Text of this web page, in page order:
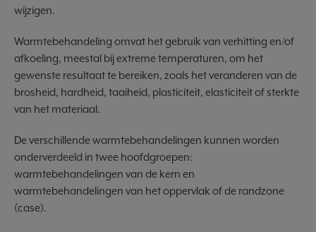
wijzigen.
Warmtebehandeling omvat het gebruik van verhitting en/of
afkoeling, meestal bij extreme temperaturen, om het
gewenste resultaat te bereiken, zoals het veranderen van de
brosheid, hardheid, taaiheid, plasticiteit, elasticiteit of sterkte
van het materiaal.
De verschillende warmtebehandelingen kunnen worden
onderverdeeld in twee hoofdgroepen:
warmtebehandelingen van de kern en
warmtebehandelingen van het oppervlak of de randzone
(case).